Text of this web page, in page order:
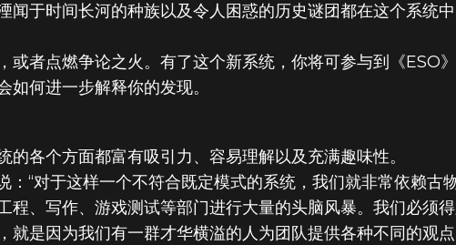
于时间长河的种族以及令人困惑的历史谜团都在这个系统
或者点燃争论之火。有了这个新系统，你将可参与到《ESO
何进一步解释你的发现。
各个方面都富有吸引力、容易理解以及充满趣味性。
“对于这样一个不符合既定模式的系统，我们就非常依赖古
程、写作、游戏测试等部门进行大量的头脑风暴。我们必须
是因为我们有一群才华横溢的人为团队提供各种不同的观点